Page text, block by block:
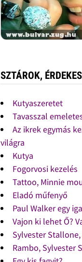
SZTÁROK,
Kutyaszeretet
Tavasszal
Az ikrek egymás
világra
Kutya
Fogorvosi kezelés
Tattoo, Minnie
Eladó műfenyő
Paul Walker egy
Vajon ki lehet Ő?
Sylvester Stallone,
Rambo, Sylvester